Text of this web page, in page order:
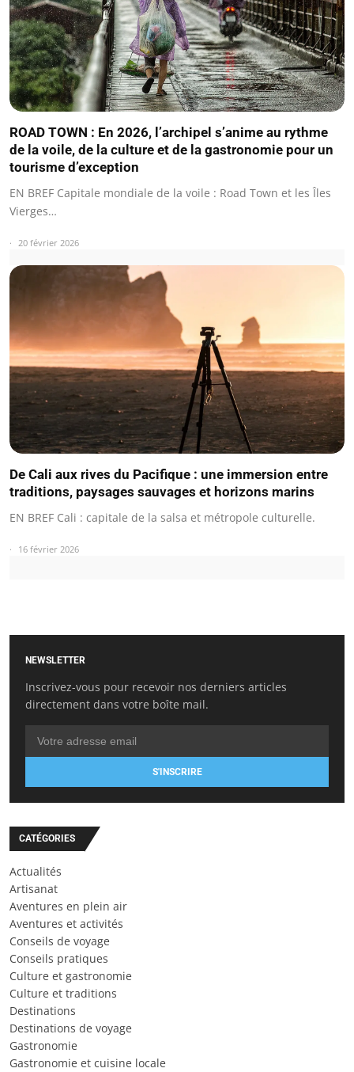
ROAD TOWN : En 2026, l’archipel s’anime au rythme
de la voile, de la culture et de la gastronomie pour un
tourisme d’exception
EN BREF Capitale mondiale de la voile : Road Town et les Îles
Vierges…
20 février 2026
De Cali aux rives du Pacifique : une immersion entre
traditions, paysages sauvages et horizons marins
EN BREF Cali : capitale de la salsa et métropole culturelle.
16 février 2026
NEWSLETTER
Inscrivez-vous pour recevoir nos derniers articles
directement dans votre boîte mail.
S'INSCRIRE
CATÉGORIES
Actualités
Artisanat
Aventures en plein air
Aventures et activités
Conseils de voyage
Conseils pratiques
Culture et gastronomie
Culture et traditions
Destinations
Destinations de voyage
Gastronomie
Gastronomie et cuisine locale